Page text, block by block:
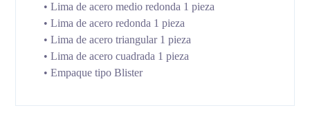
• Lima de acero medio redonda 1 pieza
• Lima de acero redonda 1 pieza
• Lima de acero triangular 1 pieza
• Lima de acero cuadrada 1 pieza
• Empaque tipo Blister